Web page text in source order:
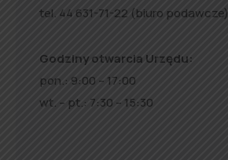
tel. 44 631-71-22 (biuro podawcze)
Godziny otwarcia Urzędu:
pon.: 9:00 – 17:00
wt. – pt.: 7:30 – 15:30